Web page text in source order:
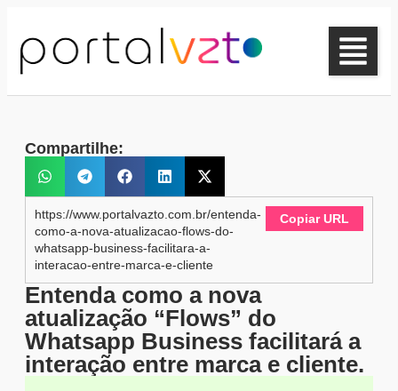
Compartilhe:
https://www.portalvazto.com.br/entenda-
como-a-nova-atualizacao-flows-do-
whatsapp-business-facilitara-a-
interacao-entre-marca-e-cliente
Copiar URL
Entenda como a nova
atualização “Flows” do
Whatsapp Business facilitará a
interação entre marca e cliente.